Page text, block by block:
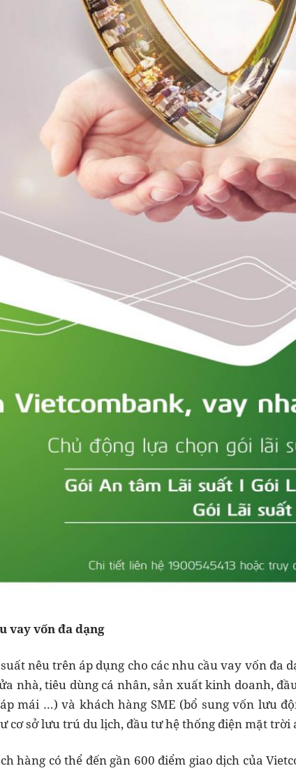
vay vốn đa dạng
nêu trên áp dụng cho các nhu cầu vay vốn đa
nhà, tiêu dùng cá nhân, sản xuất kinh doanh,
mái …) và khách hàng SME (bổ sung vốn lưu
cơ sở lưu trú du lịch, đầu tư hệ thống điện mặt trời
hàng có thể đến gần 600 điểm giao dịch của